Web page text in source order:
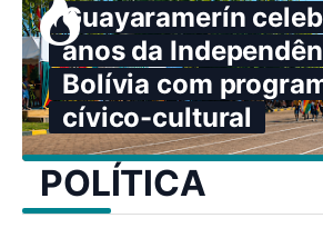
Guayaramerín
anos da
Bolívia com
cívico-cultural
POLÍTICA